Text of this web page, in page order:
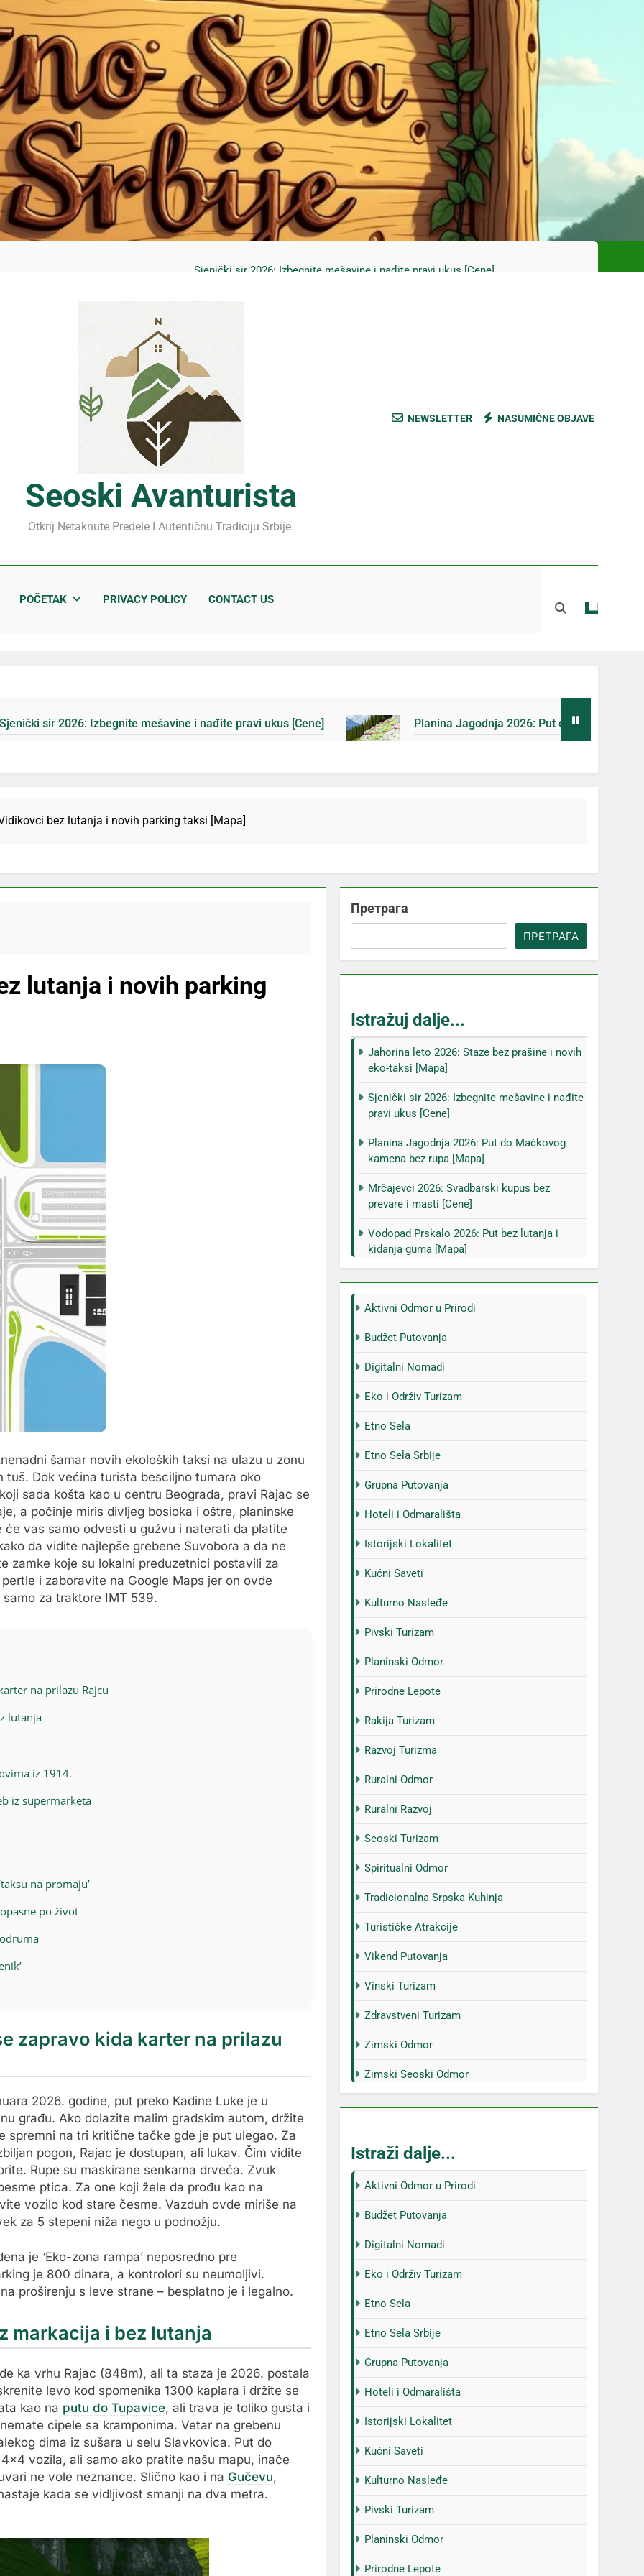
Mrčajevci 2026: Svadbarski kupus bez prevare i masti [Cene]
Jahorina leto 2026: Staze bez prašine i novih eko-taksi [Mapa]
Sjenički sir 2026: Izbegnite mešavine i nađite pravi ukus [Cene]
Jahorina leto 2026: Staze bez prašine i novih eko-taksi [Mapa]
Sjenički sir 2026: Izbegnite mešavine i nađite pravi ukus [Cene]
Planina Jagodnja 2026: Put do Mačkovog kamena bez rupa [Mapa]
Seoski Avanturista
Otkrij Netaknute Predele I Autentičnu Tradiciju Srbije.
NEWSLETTER NASUMIČNE OBJAVE
POČETAK PRIVACY POLICY CONTACT US
Izbegnite mešavine i nađite pravi ukus [Cene] Planina Jagodnja 2026: Put do Mačkovog kamena bez rupa
bez lutanja i novih parking taksi [Mapa]
lutanja i novih parking
šamar novih ekoloških taksi na ulazu u zonu
tuš. Dok većina turista besciljno tumara oko
sada košta kao u centru Beograda, pravi Rajac se
a počinje miris divljeg bosioka i oštre, planinske
vas samo odvesti u gužvu i naterati da platite
da vidite najlepše grebene Suvobora a da ne
zamke koje su lokalni preduzetnici postavili za
i zaboravite na Google Maps jer on ovde
za traktore IMT 539.
na prilazu Rajcu
lutanja
iz 1914.
iz supermarketa
na promaju’
po život
zapravo kida karter na prilazu
2026. godine, put preko Kadine Luke je u
građu. Ako dolazite malim gradskim autom, držite
spremni na tri kritične tačke gde je put ulegao. Za
pogon, Rajac je dostupan, ali lukav. Čim vidite
Rupe su maskirane senkama drveća. Zvuk
ptica. Za one koji žele da prođu kao na
vozilo kod stare česme. Vazduh ovde miriše na
za 5 stepeni niža nego u podnožju.
je ‘Eko-zona rampa’ neposredno pre
je 800 dinara, a kontrolori su neumoljivi.
proširenju s leve strane – besplatno je i legalno.
markacija i bez lutanja
ka vrhu Rajac (848m), ali ta staza je 2026. postala
levo kod spomenika 1300 kaplara i držite se
kao na putu do Tupavice, ali trava je toliko gusta i
cipele sa kramponima. Vetar na grebenu
dima iz sušara u selu Slavkovica. Put do
vozila, ali samo ako pratite našu mapu, inače
ne vole neznance. Slično kao i na Gučevu,
kada se vidljivost smanji na dva metra.
Претрага
ПРЕТРАГА
Istražuj dalje...
Jahorina leto 2026: Staze bez prašine i novih
eko-taksi [Mapa]
Sjenički sir 2026: Izbegnite mešavine i nađite
pravi ukus [Cene]
Planina Jagodnja 2026: Put do Mačkovog
kamena bez rupa [Mapa]
Mrčajevci 2026: Svadbarski kupus bez
prevare i masti [Cene]
Vodopad Prskalo 2026: Put bez lutanja i
kidanja guma [Mapa]
Aktivni Odmor u Prirodi
Budžet Putovanja
Digitalni Nomadi
Eko i Održiv Turizam
Etno Sela
Etno Sela Srbije
Grupna Putovanja
Hoteli i Odmarališta
Istorijski Lokalitet
Kućni Saveti
Kulturno Nasleđe
Pivski Turizam
Planinski Odmor
Prirodne Lepote
Rakija Turizam
Razvoj Turizma
Ruralni Odmor
Ruralni Razvoj
Seoski Turizam
Spiritualni Odmor
Tradicionalna Srpska Kuhinja
Turističke Atrakcije
Vikend Putovanja
Vinski Turizam
Zdravstveni Turizam
Zimski Odmor
Zimski Seoski Odmor
Istraži dalje...
Aktivni Odmor u Prirodi
Budžet Putovanja
Digitalni Nomadi
Eko i Održiv Turizam
Etno Sela
Etno Sela Srbije
Grupna Putovanja
Hoteli i Odmarališta
Istorijski Lokalitet
Kućni Saveti
Kulturno Nasleđe
Pivski Turizam
Planinski Odmor
Prirodne Lepote